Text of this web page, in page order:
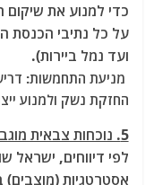
כדי למנוע את
על כל נתיבי הכנסת
ועד נמל ביירות).
מניעת התחמשות:
החזקת נשק ולמנוע
5. נוכחות צבאית מוגבלת בנקודות מפתח
אסטרטגיות (מוצבים)